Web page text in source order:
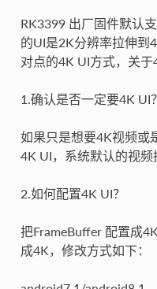
RK3399 出厂固件默认
的UI是2K分辨率拉伸到
对点的4K UI方式，关于
1.确认是否一定要4K UI？
如果只是想要4K视频或
4K UI，系统默认的视频
2.如何配置4K UI？
把FrameBuffer 配置成
成4K，修改方式如下：